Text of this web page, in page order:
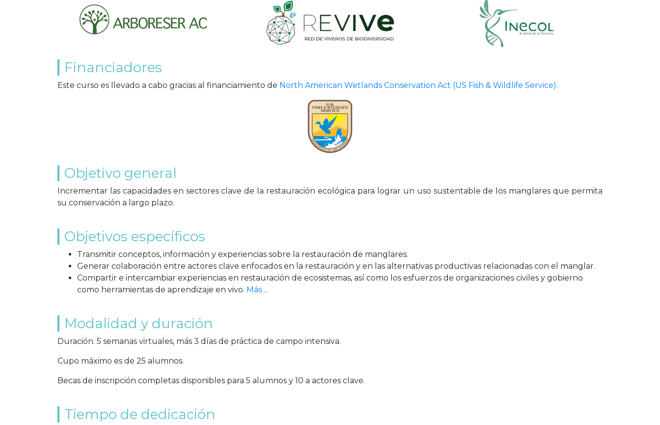
Financiadores
Este curso es llevado a cabo gracias al financiamiento de North American Wetlands Conservation Act (US Fish & Wildlife Service).
Objetivo general
Incrementar las capacidades en sectores clave de la restauración ecológica para lograr un uso sustentable de los manglares que permita
su conservación a largo plazo.
Objetivos específicos
Transmitir conceptos, información y experiencias sobre la restauración de manglares.
Generar colaboración entre actores clave enfocados en la restauración y en las alternativas productivas relacionadas con el manglar.
Compartir e intercambiar experiencias en restauración de ecosistemas, así como los esfuerzos de organizaciones civiles y gobierno
como herramientas de aprendizaje en vivo. Más ...
Modalidad y duración
Duración: 5 semanas virtuales, más 3 días de práctica de campo intensiva.
Cupo máximo es de 25 alumnos.
Becas de inscripción completas disponibles para 5 alumnos y 10 a actores clave.
Tiempo de dedicación